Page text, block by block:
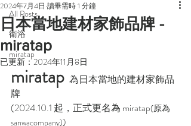
All Posts
衛浴
miratap
日本當地建材家飾品牌 -
miratap
2024年7月4日 讀畢需時 1 分鐘
已更新： 2024年11月8日
miratap 為日本當地的建材家飾品
牌
(2024.10.1 起，正式更名為 miratap(原為
sanwacompany))